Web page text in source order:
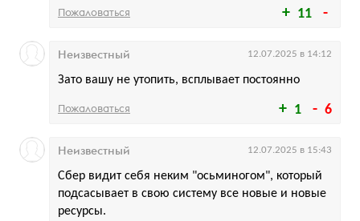
11
Пожаловаться
1 6
Зато вашу не утопить, всплывает постоянно
Неизвестный 12.07.2025 в 14:12
Пожаловаться
Сбер видит себя неким "осьминогом", который
подсасывает в свою систему все новые и новые
ресурсы.
Неизвестный 12.07.2025 в 15:43